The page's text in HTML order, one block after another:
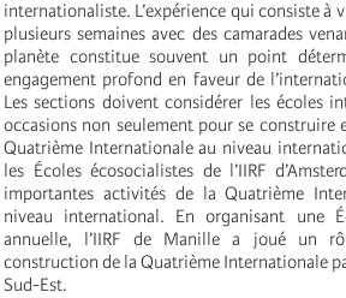
internationaliste. L’expérience qui consiste à
plusieurs semaines avec des camarades
planète constitue souvent un point
engagement profond en faveur de
Les sections doivent considérer les écoles
occasions non seulement pour se construire
Quatrième Internationale au niveau
les Écoles écosocialistes de l’IIRF
importantes activités de la Quatrième
niveau international. En organisant une
annuelle, l’IIRF de Manille a joué un
construction de la Quatrième Internationale
Sud-Est.